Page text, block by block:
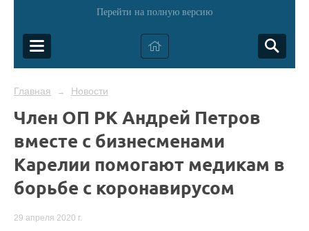
Перейти на полную версию
Главная → Новости
Член ОП РК Андрей Петров
вместе с бизнесменами
Карелии помогают медикам в
борьбе с коронавирусом
29 апреля 2020 г.